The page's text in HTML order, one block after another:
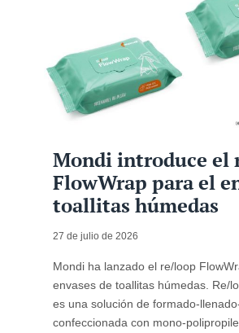
Mondi introduce el
FlowWrap para el
toallitas húmedas
27 de julio de 2026
Mondi ha lanzado el re/loop
envases de toallitas húmedas. Re/
es una solución de
confeccionada con mono-